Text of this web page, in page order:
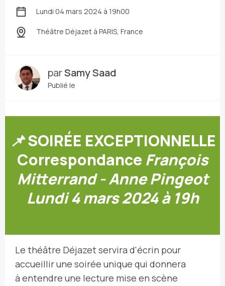
Lundi 04 mars 2024 à 19h00
Théâtre Déjazet à PARIS, France
parSamy Saad
Publié le
📌SOIRÉE EXCEPTIONNELLE
Correspondance François
Mitterrand - Anne Pingeot
Lundi 4 mars 2024 à 19h
Le théâtre Déjazet servira d'écrin pour
accueillir une soirée unique qui donnera
à entendre une lecture mise en scène